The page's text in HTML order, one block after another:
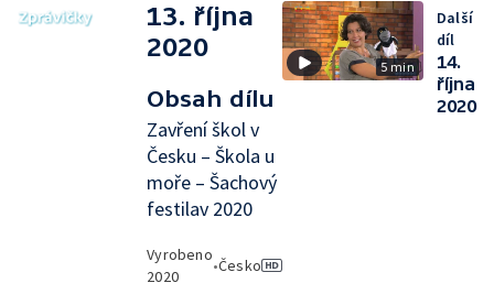
13. října
2020
Obsah dílu
Zavření škol v
Česku – Škola u
moře – Šachový
festilav 2020
Vyrobeno
2020
•Česko
5 min
Další
díl
14.
října
2020